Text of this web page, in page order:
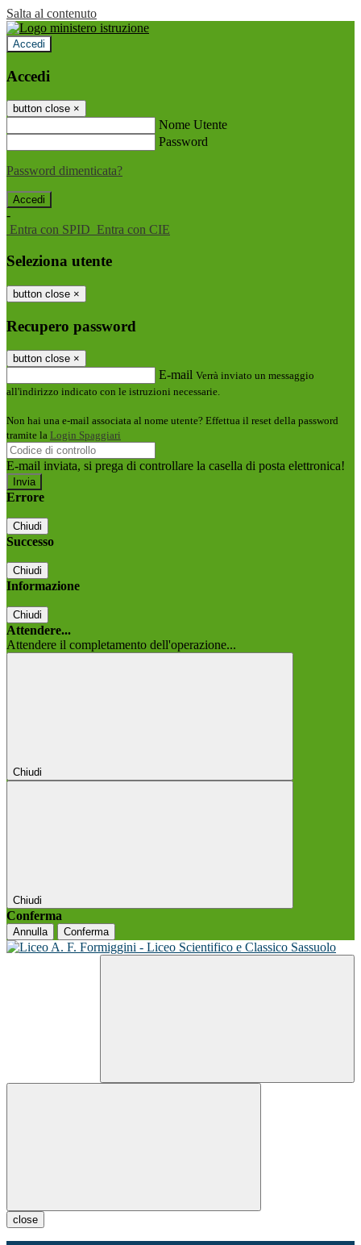
Salta al contenuto
Accedi
Accedi
button close ×
Nome Utente
Password
Password dimenticata?
-
Entra con SPID Entra con CIE
Seleziona utente
button close ×
Recupero password
button close ×
E-mail Verrà inviato un messaggio
all'indirizzo indicato con le istruzioni necessarie.
Non hai una e-mail associata al nome utente? Effettua il reset della password
tramite la Login Spaggiari
E-mail inviata, si prega di controllare la casella di posta elettronica!
Errore
Chiudi
Successo
Chiudi
Informazione
Chiudi
Attendere...
Attendere il completamento dell'operazione...
Chiudi
Chiudi
Conferma
Annulla Conferma
close